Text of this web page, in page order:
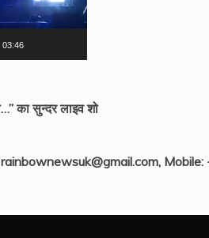
03:46
का सुन्दर लाइव शो